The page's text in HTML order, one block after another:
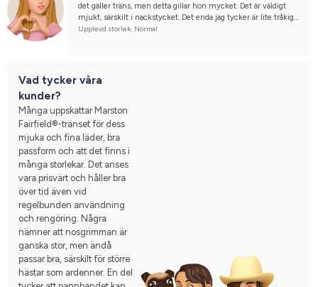
det gäller träns, men detta gillar hon mycket. Det är väldigt
mjukt, särskilt i nackstycket. Det enda jag tycker är lite tråkigt
är att den vita delen inte tål så mycket. Men allt som allt
Upplevd storlek: Normal
Vad tycker våra
kunder?
Många uppskattar Marston
Fairfield®-tränset för dess
mjuka och fina läder, bra
passform och att det finns i
många storlekar. Det anses
vara prisvärt och håller bra
över tid även vid
regelbunden användning
och rengöring. Några
nämner att nosgrimman är
ganska stor, men ändå
passar bra, särskilt för större
hästar som ardenner. En del